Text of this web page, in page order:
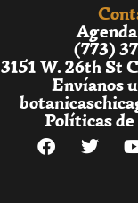
(773)
3151 W. 26th St
Envíanos
Políticas